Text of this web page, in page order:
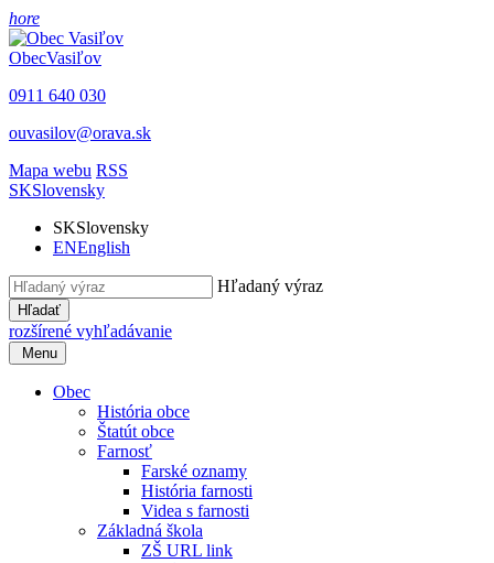
hore
ObecVasiľov
0911 640 030
ouvasilov@orava.sk
Mapa webu RSS
SKSlovensky
SKSlovensky
ENEnglish
Hľadaný výraz
Hľadať
rozšírené vyhľadávanie
Menu
Obec
História obce
Štatút obce
Farnosť
Farské oznamy
História farnosti
Videa s farnosti
Základná škola
ZŠ URL link